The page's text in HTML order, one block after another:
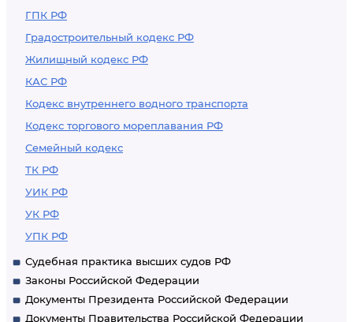
ГПК РФ
Градостроительный кодекс РФ
Жилищный кодекс РФ
КАС РФ
Кодекс внутреннего водного транспорта
Кодекс торгового мореплавания РФ
Семейный кодекс
ТК РФ
УИК РФ
УК РФ
УПК РФ
Судебная практика высших судов РФ
Законы Российской Федерации
Документы Президента Российской Федерации
Документы Правительства Российской Федерации